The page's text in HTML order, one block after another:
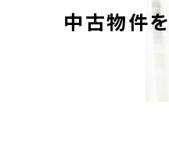
中古物件